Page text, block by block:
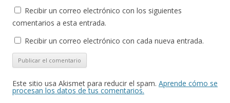
Recibir un correo electrónico con los siguientes
comentarios a esta entrada.
Recibir un correo electrónico con cada nueva entrada.
Este sitio usa Akismet para reducir el spam. Aprende cómo se
procesan los datos de tus comentarios.